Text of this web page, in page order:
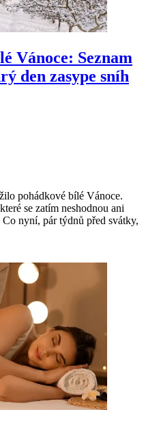
Vánoce: Seznam
den zasype sníh
pohádkové bílé Vánoce.
se zatím neshodnou ani
nyní, pár týdnů před svátky,